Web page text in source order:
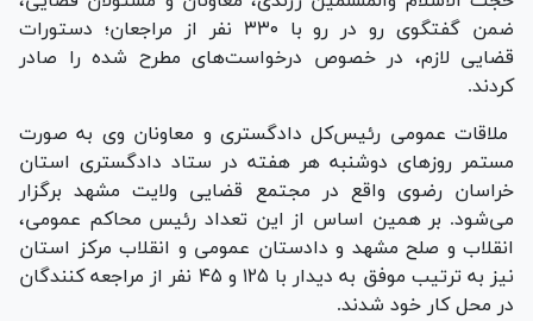
ضمن گفتگوی رو در رو با ۳۳۰ نفر از مراجعان؛ دستورات
قضایی لازم، در خصوص درخواست‌های مطرح شده را صادر
کردند.
ملاقات عمومی رئیس‌کل دادگستری و معاونان وی به صورت
مستمر روز‌های دوشنبه هر هفته در ستاد دادگستری استان
خراسان رضوی واقع در مجتمع قضایی ولایت مشهد برگزار
می‌شود. بر همین اساس از این تعداد رئیس محاکم عمومی،
انقلاب و صلح مشهد و دادستان عمومی و انقلاب مرکز استان
نیز به ترتیب موفق به دیدار با ۱۲۵ و ۴۵ نفر از مراجعه کنندگان
در محل کار خود شدند.